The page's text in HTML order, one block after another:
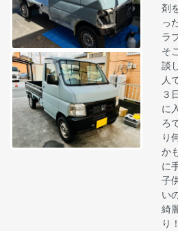
剤
っ
ラ
そ
談
人
３
に
ろ
り
か
に
子
い
綺
り